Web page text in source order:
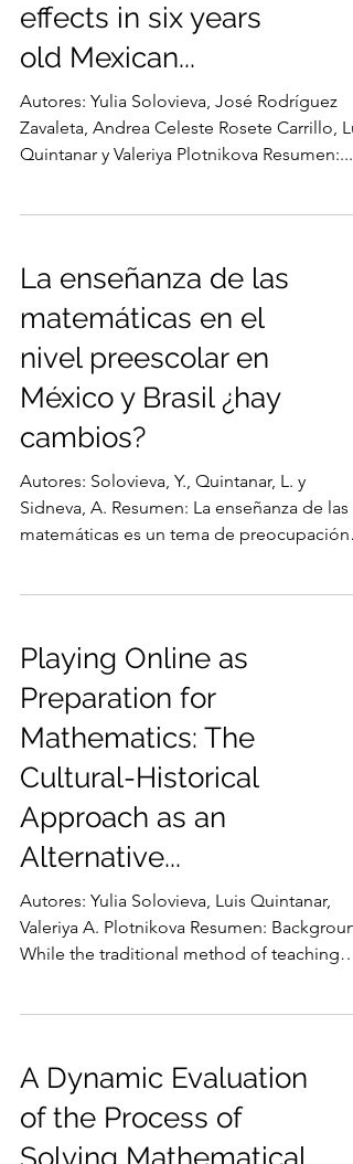
effects in six years
old Mexican...
Autores: Yulia Solovieva, José Rodríguez
Zavaleta, Andrea Celeste Rosete Carrillo,
Quintanar y Valeriya Plotnikova Resumen:...
La enseñanza de las
matemáticas en el
nivel preescolar en
México y Brasil ¿hay
cambios?
Autores: Solovieva, Y., Quintanar, L. y
Sidneva, A. Resumen: La enseñanza de las
matemáticas es un tema de preocupación
Playing Online as
Preparation for
Mathematics: The
Cultural-Historical
Approach as an
Alternative...
Autores: Yulia Solovieva, Luis Quintanar,
Valeriya A. Plotnikova Resumen:
While the traditional method of teaching
A Dynamic Evaluation
of the Process of
Solving Mathematical